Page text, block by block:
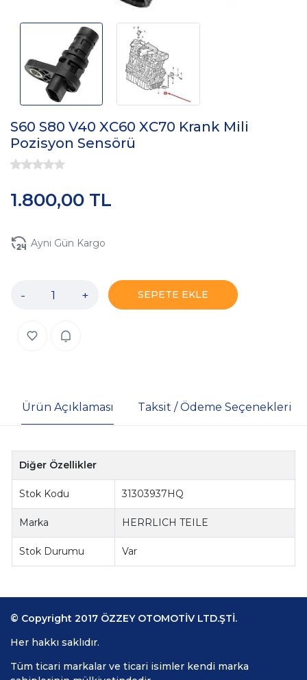
S60 S80 V40 XC60 XC70 Krank Mili
Pozisyon Sensörü
1.800,00 TL
Aynı Gün Kargo
- + SEPETE EKLE
Ürün Açıklaması Taksit / Ödeme Seçenekleri
Diğer Özellikler
Stok Kodu 31303937HQ
Marka HERRLICH TEILE
Stok Durumu Var
© Copyright 2017 ÖZZEY OTOMOTİV LTD.ŞTİ.
Her hakkı saklıdır.
Tüm ticari markalar ve ticari isimler kendi marka